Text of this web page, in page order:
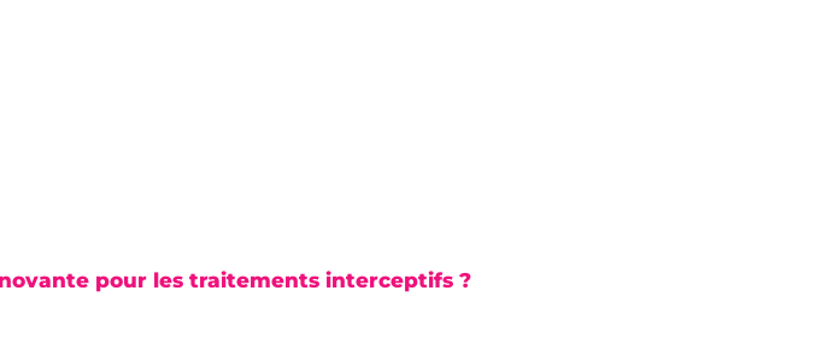
pour les traitements interceptifs ?